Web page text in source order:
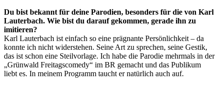
Du bist bekannt für deine Parodien, besonders für die von Karl
Lauterbach. Wie bist du darauf gekommen, gerade ihn zu
imitieren?
Karl Lauterbach ist einfach so eine prägnante Persönlichkeit – da
konnte ich nicht widerstehen. Seine Art zu sprechen, seine Gestik,
das ist schon eine Steilvorlage. Ich habe die Parodie mehrmals in der
„Grünwald Freitagscomedy“ im BR gemacht und das Publikum
liebt es. In meinem Programm taucht er natürlich auch auf.